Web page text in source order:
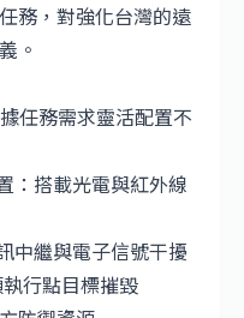
務，對強化台灣的遠
。
任務需求靈活配置不
：搭載光電與紅外線
中繼與電子信號干擾
行點目標摧毀